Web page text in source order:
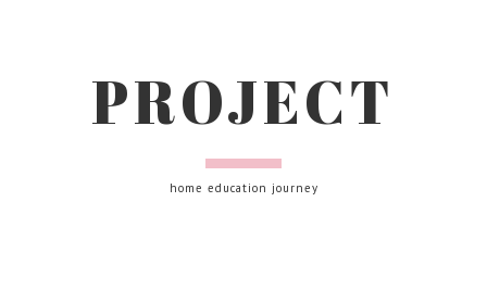
PROJECT
home education journey